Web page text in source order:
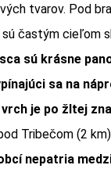
tvarov. Pod
častým cieľom
sú krásne
sa na
je po žltej
Tribečom (2
nepatria